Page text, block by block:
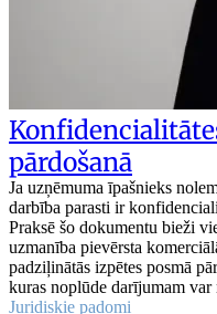
pārdošanā
Ja uzņēmuma īpašnieks
darbība parasti ir
Praksē šo dokumentu bieži
uzmanība pievērsta
padziļinātās izpētes posmā
kuras noplūde darījumam
Juridiskie padomi